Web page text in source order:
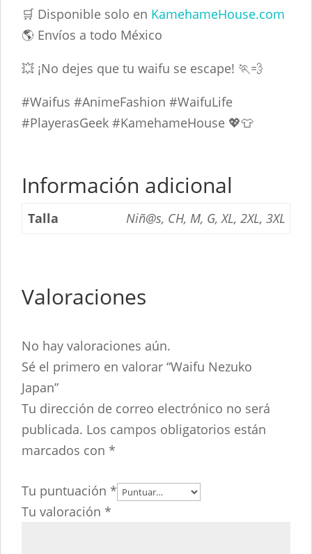
🛒 Disponible solo en KamehameHouse.com
🌎 Envíos a todo México
💥 ¡No dejes que tu waifu se escape! 🏃💨
#Waifus #AnimeFashion #WaifuLife
#PlayerasGeek #KamehameHouse 💖👕
Información adicional
Talla Niñ@s, CH, M, G, XL, 2XL, 3XL
Valoraciones
No hay valoraciones aún.
Sé el primero en valorar “Waifu Nezuko
Japan”
Tu dirección de correo electrónico no será
publicada. Los campos obligatorios están
marcados con *
Tu puntuación *
Tu valoración *